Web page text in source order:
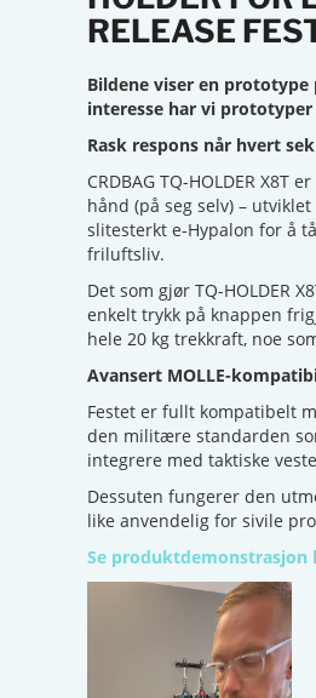
RELEASE
Bildene viser en
interesse har vi
Rask respons når hvert
CRDBAG TQ-HOLDER
hånd (på seg selv) –
slitesterkt e-Hypalon for å
friluftsliv.
Det som gjør TQ-HOLDER
enkelt trykk på knappen
hele 20 kg trekkraft, noe
Avansert MOLLE-
Festet er fullt kompatibelt
den militære standarden
integrere med taktiske
Dessuten fungerer den
like anvendelig for sivile
Se produktdemonstrasjon